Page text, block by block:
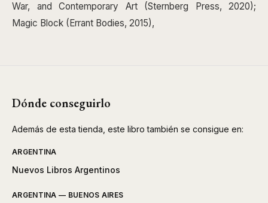
War, and Contemporary Art (Sternberg Press, 2020);
Magic Block (Errant Bodies, 2015),
Dónde conseguirlo
Además de esta tienda, este libro también se consigue en:
ARGENTINA
Nuevos Libros Argentinos
ARGENTINA — BUENOS AIRES